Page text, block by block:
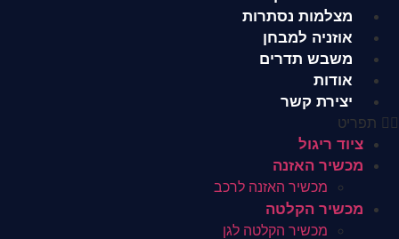
מצלמות נסתרות
אוזניה למבחן
משבש תדרים
אודות
יצירת קשר
תפריט
ציוד ריגול
מכשיר האזנה
מכשיר האזנה לרכב
מכשיר הקלטה
מכשיר הקלטה לגן